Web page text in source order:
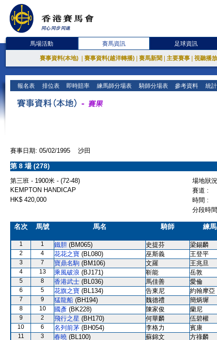
馬場活動 賽馬資訊 足球資訊
賽事資料(本地) 賽事資料(越洋轉播) 賽馬新聞 主要賽事 視聽播
報名表 排位表 即時賠率 練馬師分場表 騎師分場表 參考資料 統
賽事日期: 05/02/1995 沙田
第 8 場 (278)
第三班 - 1900米 - (72-48)
場地狀
KEMPTON HANDICAP
賽道 :
HK$ 420,000
時間 :
分段時
名次 馬號 馬名 騎師 練
1 1 鐵胆 (BM065) 史提芬 梁錫麟
2 4 花花之寶 (BL080) 巫斯義 王登平
3 7 寶鼎名駒 (BM106) 文羅 王兆旦
4 13 乘風破浪 (BJ171) 靳能 岳敦
5 8 香港武士 (BL036) 馬佳善 愛倫
6 5 花旗之寶 (BL134) 告東尼 約翰摩亞
7 9 猛龍船 (BH194) 魏德禮 簡炳墀
8 10 國彥 (BK228) 陳家俊 蘭尼
9 2 飛行之星 (BH170) 何華麟 伍碧權
10 6 名列前茅 (BH054) 李格力 賓康
11 3 春曉 (BL100) 蘇錦文 方祿麟